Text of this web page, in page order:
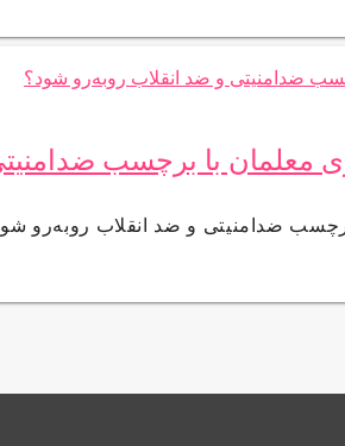
معلمان با برچسب
ضدامنیتی و ضد انقلاب روبه‌رو